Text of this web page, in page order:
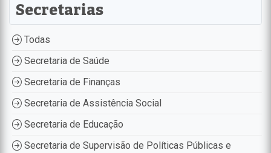
Secretarias
Todas
Secretaria de Saúde
Secretaria de Finanças
Secretaria de Assistência Social
Secretaria de Educação
Secretaria de Supervisão de Políticas Públicas e